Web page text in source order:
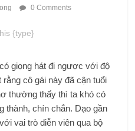
0 Comments
{type}
giọng hát đi ngược với độ
cô gái này đã cận tuổi
thường thấy thì ta khó có
thành, chín chắn. Dạo gần
vai trò diễn viên qua bộ